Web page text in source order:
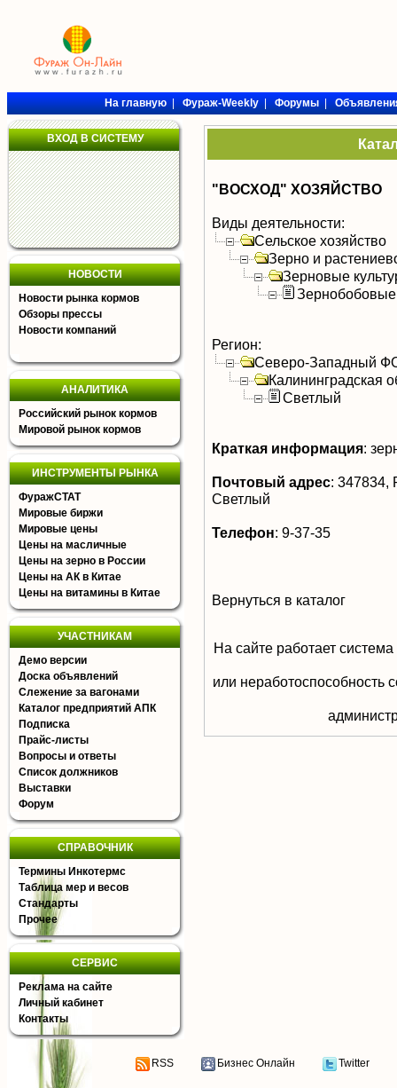
На главную|Фураж-Weekly|Форумы|
ВХОД В СИСТЕМУ
НОВОСТИ
Новости рынка кормов
Обзоры прессы
Новости компаний
АНАЛИТИКА
Российский рынок кормов
Мировой рынок кормов
ИНСТРУМЕНТЫ РЫНКА
ФуражСТАТ
Мировые биржи
Мировые цены
Цены на масличные
Цены на зерно в России
Цены на АК в Китае
Цены на витамины в Китае
УЧАСТНИКАМ
Демо версии
Доска объявлений
Слежение за вагонами
Каталог предприятий АПК
Подписка
Прайс-листы
Вопросы и ответы
Список должников
Выставки
Форум
СПРАВОЧНИК
Термины Инкотермс
Таблица мер и весов
Стандарты
Прочее
СЕРВИС
Реклама на сайте
Личный кабинет
Контакты
"ВОСХОД" ХОЗЯЙСТВО
Виды деятельности:
Сельское хозяйство
Зерно и
Зерновые
Зернобобовые
Регион:
Северо-Западный
Калининградская
Светлый
Краткая информация:
Почтовый адрес: 347834,
Светлый
Телефон: 9-37-35
Вернуться в каталог
На сайте работает
или неработоспособность
RSS Бизнес Онлайн Twitter